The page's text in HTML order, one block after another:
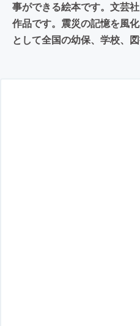
事ができる絵本です。文芸
作品です。震災の記憶を風
として全国の幼保、学校、